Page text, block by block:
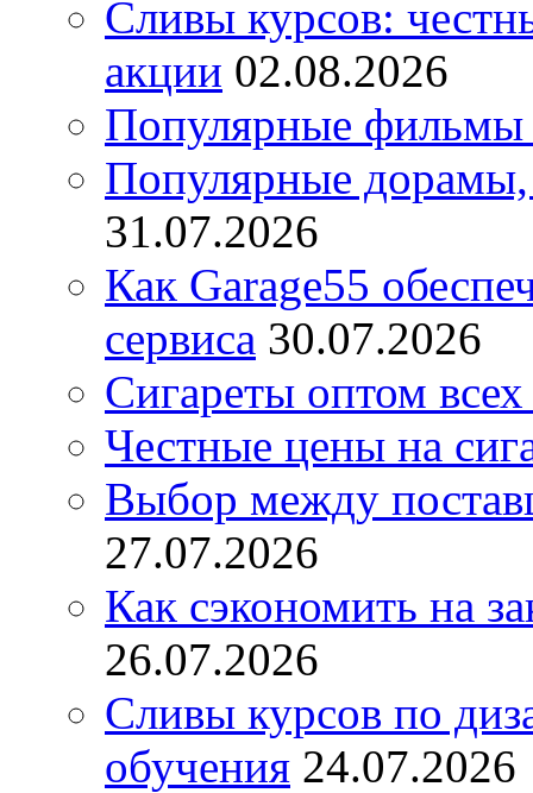
Сливы курсов:
акции 02.08.2026
Популярные фильмы
Популярные дорамы,
31.07.2026
Как Garage55
сервиса 30.07.2026
Сигареты оптом
Честные цены на
Выбор между
27.07.2026
Как сэкономить на
26.07.2026
Сливы курсов по
обучения 24.07.2026